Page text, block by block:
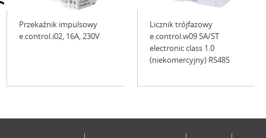
Przekaźnik impulsowy
e.control.i02, 16A, 230V
Licznik trójfazowy
e.control.w09 5A/ST
electronic class 1.0
(niekomercyjny) RS485